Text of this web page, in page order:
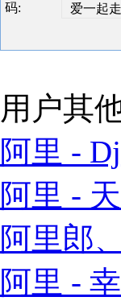
码:
爱一起
用户其
阿里 -
阿里 -
阿里郎
阿里 -